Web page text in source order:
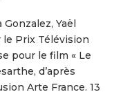
Yaël
le Prix Télévision
pour le film « Le
d’après
Arte France. 13